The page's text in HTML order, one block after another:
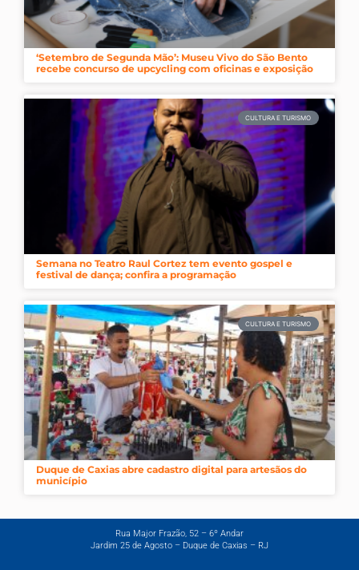
‘Setembro de Segunda Mão’: Museu Vivo do São Bento
recebe concurso de upcycling com oficinas e exposição
CULTURA E TURISMO
Semana no Teatro Raul Cortez tem evento gospel e
festival de dança; confira a programação
CULTURA E TURISMO
Duque de Caxias abre cadastro digital para artesãos do
município
Rua Major Frazão, 52 – 6º Andar
Jardim 25 de Agosto – Duque de Caxias – RJ